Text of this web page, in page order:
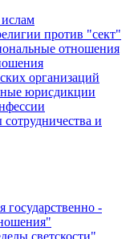
против "сект"
отношения
организаций
юрисдикции
и
-